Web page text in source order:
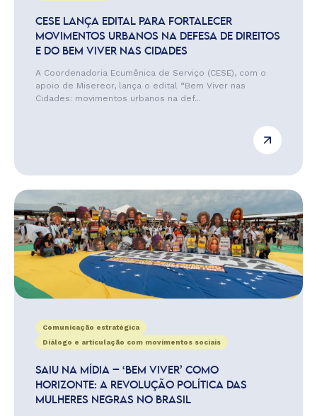
CESE LANÇA EDITAL PARA FORTALECER
MOVIMENTOS URBANOS NA DEFESA DE DIREITOS
E DO BEM VIVER NAS CIDADES
A Coordenadoria Ecumênica de Serviço (CESE), com o
apoio de Misereor, lança o edital “Bem Viver nas
Cidades: movimentos urbanos na def...
Comunicação estratégica
Diálogo e articulação com movimentos sociais
SAIU NA MÍDIA – ‘BEM VIVER’ COMO
HORIZONTE: A REVOLUÇÃO POLÍTICA DAS
MULHERES NEGRAS NO BRASIL